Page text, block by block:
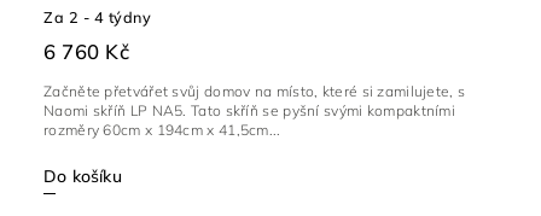
Za 2 - 4 týdny
6 760 Kč
Do košíku
Začněte přetvářet svůj domov na místo, které si zamilujete, s
Naomi skříň LP NA5. Tato skříň se pyšní svými kompaktními
rozměry 60cm x 194cm x 41,5cm...